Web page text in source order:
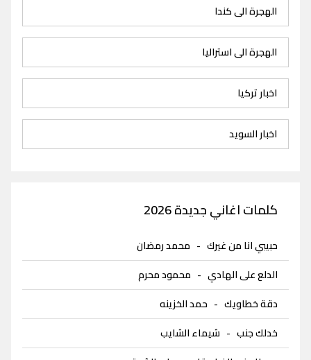
الهجرة الى كندا
الهجرة الى استراليا
اخبار تركيا
اخبار السويد
كلمات اغاني جديدة 2026
حبيبي انا من غيرك - محمد رمضان
الدلع على الهادي - محمود محرم
دقة خطاويك - حمد الخزينه
خدلك جنب - شيماء الشايب